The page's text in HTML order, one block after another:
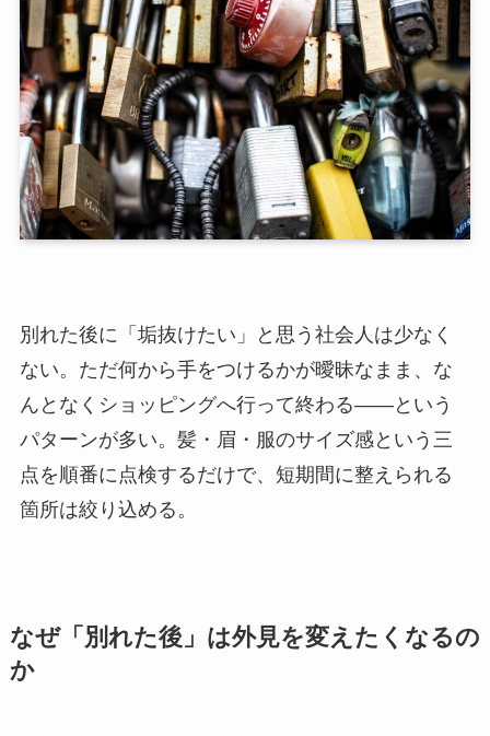
別れた後に「垢抜けたい」と思う社会人は少なく
ない。ただ何から手をつけるかが曖昧なまま、な
んとなくショッピングへ行って終わる——という
パターンが多い。髪・眉・服のサイズ感という三
点を順番に点検するだけで、短期間に整えられる
箇所は絞り込める。
なぜ「別れた後」は外見を変えたくなるの
か